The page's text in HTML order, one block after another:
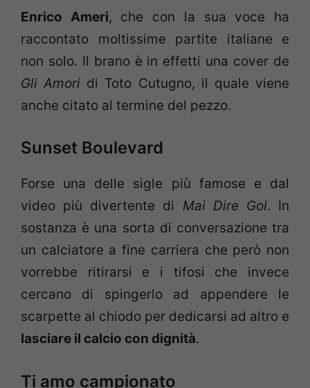
Enrico Ameri, che con la sua voce ha
raccontato moltissime partite italiane e
non solo. Il brano è in effetti una cover de
Gli Amori di Toto Cutugno, il quale viene
anche citato al termine del pezzo.
Sunset Boulevard
Forse una delle sigle più famose e dal
video più divertente di Mai Dire Gol. In
sostanza è una sorta di conversazione tra
un calciatore a fine carriera che però non
vorrebbe ritirarsi e i tifosi che invece
cercano di spingerlo ad appendere le
scarpette al chiodo per dedicarsi ad altro e
lasciare il calcio con dignità.
Ti amo campionato